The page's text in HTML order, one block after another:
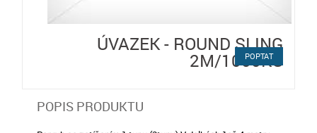
ÚVAZEK - ROUND SLING
2M/1000KG
POPTAT
POPIS PRODUKTU